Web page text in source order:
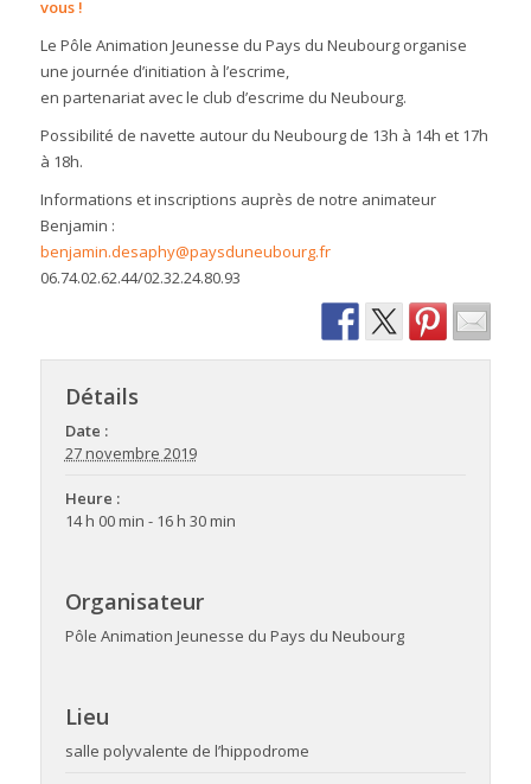
vous !
Le Pôle Animation Jeunesse du Pays du Neubourg organise
une journée d’initiation à l’escrime,
en partenariat avec le club d’escrime du Neubourg.
Possibilité de navette autour du Neubourg de 13h à 14h et 17h
à 18h.
Informations et inscriptions auprès de notre animateur
Benjamin :
benjamin.desaphy@paysduneubourg.fr
06.74.02.62.44/02.32.24.80.93
Détails
Date :
27 novembre 2019
Heure :
14 h 00 min - 16 h 30 min
Organisateur
Pôle Animation Jeunesse du Pays du Neubourg
Lieu
salle polyvalente de l’hippodrome